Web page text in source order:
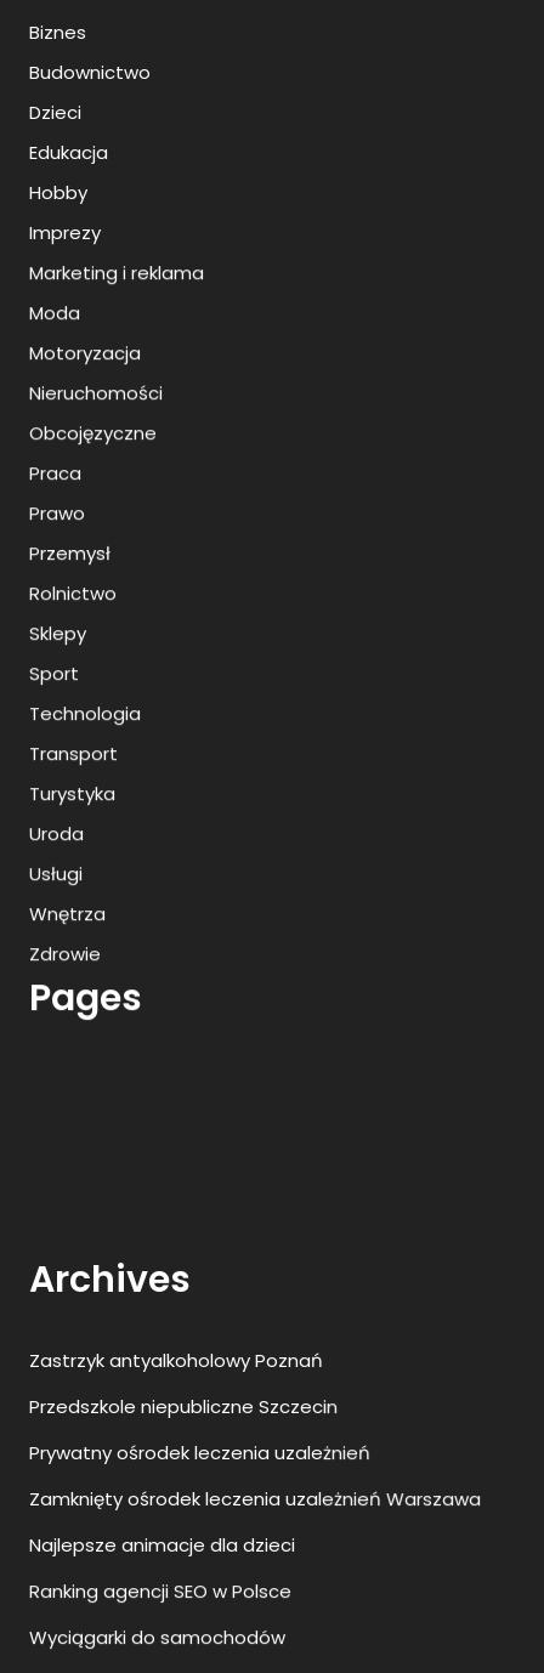
Biznes
Budownictwo
Dzieci
Edukacja
Hobby
Imprezy
Marketing i reklama
Moda
Motoryzacja
Nieruchomości
Obcojęzyczne
Praca
Prawo
Przemysł
Rolnictwo
Sklepy
Sport
Technologia
Transport
Turystyka
Uroda
Usługi
Wnętrza
Zdrowie
Pages
Zamknięty ośrodek leczenia uzależnień Warszawa